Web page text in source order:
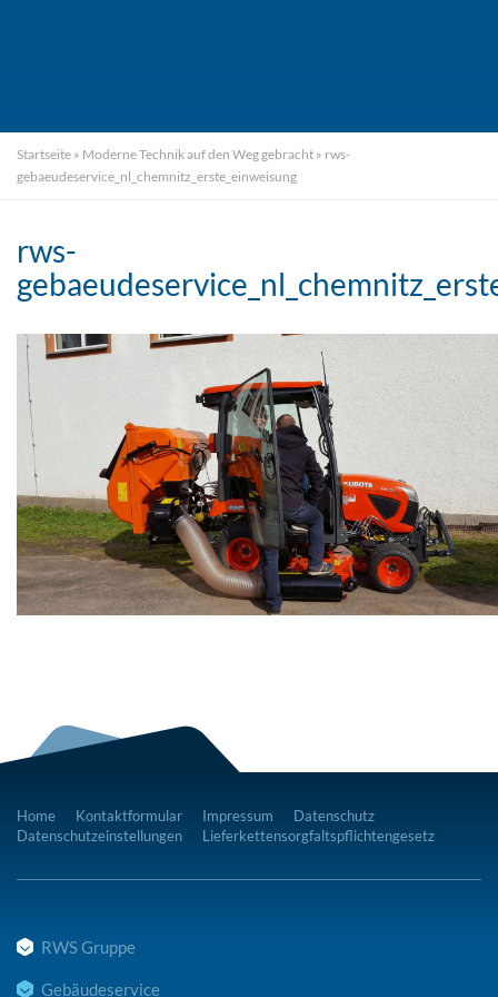
Startseite » Moderne Technik auf den Weg gebracht » rws-
gebaeudeservice_nl_chemnitz_erste_einweisung
rws-
Home Kontaktformular Impressum
Datenschutz
Datenschutzeinstellungen
Lieferkettensorgfaltspflichtengesetz
RWS Gruppe
Gebäudeservice